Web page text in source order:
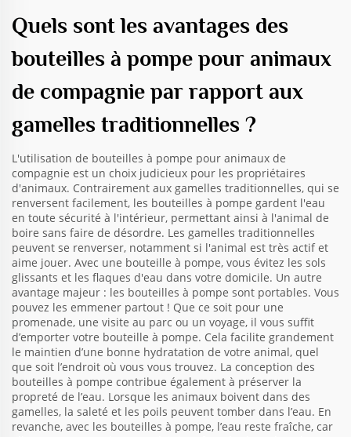
Quels sont les avantages des
bouteilles à pompe pour animaux
de compagnie par rapport aux
gamelles traditionnelles ?
L'utilisation de bouteilles à pompe pour animaux de
compagnie est un choix judicieux pour les propriétaires
d'animaux. Contrairement aux gamelles traditionnelles, qui se
renversent facilement, les bouteilles à pompe gardent l'eau
en toute sécurité à l'intérieur, permettant ainsi à l'animal de
boire sans faire de désordre. Les gamelles traditionnelles
peuvent se renverser, notamment si l'animal est très actif et
aime jouer. Avec une bouteille à pompe, vous évitez les sols
glissants et les flaques d'eau dans votre domicile. Un autre
avantage majeur : les bouteilles à pompe sont portables. Vous
pouvez les emmener partout ! Que ce soit pour une
promenade, une visite au parc ou un voyage, il vous suffit
d’emporter votre bouteille à pompe. Cela facilite grandement
le maintien d’une bonne hydratation de votre animal, quel
que soit l’endroit où vous vous trouvez. La conception des
bouteilles à pompe contribue également à préserver la
propreté de l’eau. Lorsque les animaux boivent dans des
gamelles, la saleté et les poils peuvent tomber dans l’eau. En
revanche, avec les bouteilles à pompe, l’eau reste fraîche, car